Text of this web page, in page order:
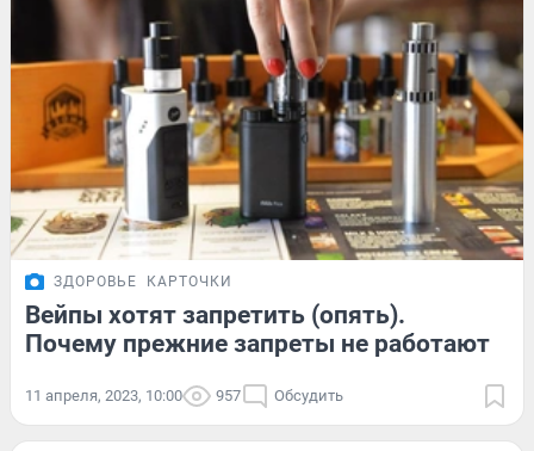
ЗДОРОВЬЕ КАРТОЧКИ
Вейпы хотят запретить (опять).
Почему прежние запреты не работают
11 апреля, 2023, 10:00 957 Обсудить